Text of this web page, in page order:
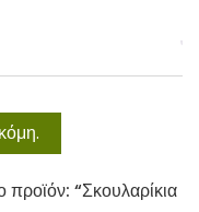
προϊόν: “Σκουλαρίκια